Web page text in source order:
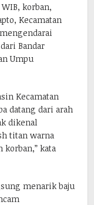
WIB, korban,
Kecamatan
Bandar
Umpu
Kecamatan
datang dari arah
dikenal
titan warna
kata
menarik baju